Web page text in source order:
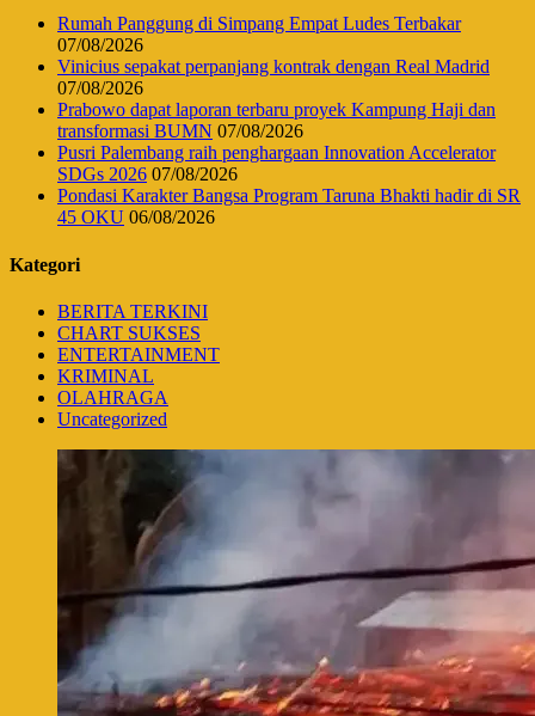
Rumah Panggung di Simpang Empat Ludes Terbakar
07/08/2026
Vinicius sepakat perpanjang kontrak dengan Real Madrid
07/08/2026
Prabowo dapat laporan terbaru proyek Kampung Haji dan
transformasi BUMN 07/08/2026
Pusri Palembang raih penghargaan Innovation Accelerator
SDGs 2026 07/08/2026
Pondasi Karakter Bangsa Program Taruna Bhakti hadir di SR
45 OKU 06/08/2026
Kategori
BERITA TERKINI
CHART SUKSES
ENTERTAINMENT
KRIMINAL
OLAHRAGA
Uncategorized